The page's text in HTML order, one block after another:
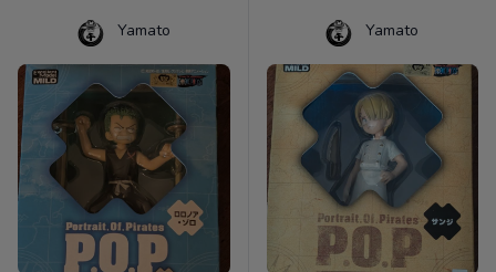
Yamato Yamato